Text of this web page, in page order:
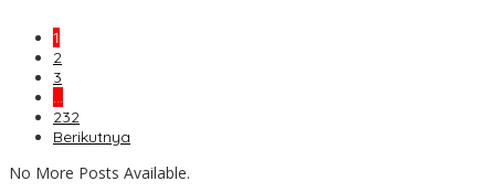
1
2
3
…
232
Berikutnya
No More Posts Available.